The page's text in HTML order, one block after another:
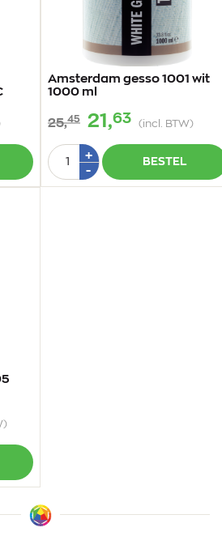
Amsterdam gesso 1001 wit
1000 ml
25,45 21,63 (incl. BTW)
Aantal
+Plus
-Min
1
BESTEL